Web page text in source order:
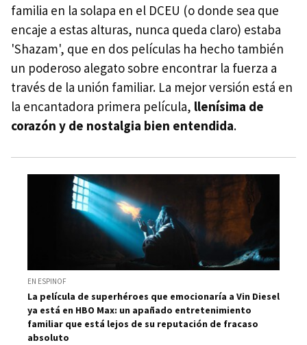
familia en la solapa en el DCEU (o donde sea que
encaje a estas alturas, nunca queda claro) estaba
'Shazam', que en dos películas ha hecho también
un poderoso alegato sobre encontrar la fuerza a
través de la unión familiar. La mejor versión está en
la encantadora primera película, llenísima de
corazón y de nostalgia bien entendida.
EN ESPINOF
La película de superhéroes que emocionaría a Vin Diesel
ya está en HBO Max: un apañado entretenimiento
familiar que está lejos de su reputación de fracaso
absoluto